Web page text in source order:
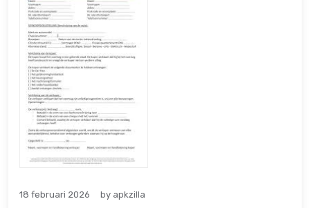
18 februari 2026 by apkzilla